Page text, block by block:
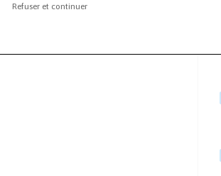
Refuser et continuer